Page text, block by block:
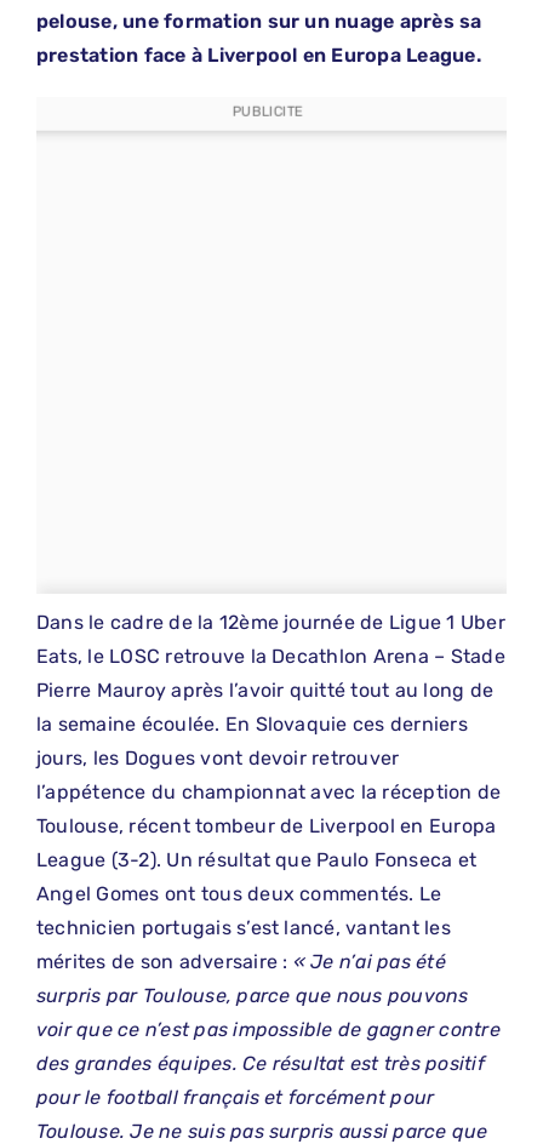
pelouse, une formation sur un nuage après sa
prestation face à Liverpool en Europa League.
PUBLICITE
Dans le cadre de la 12ème journée de Ligue 1 Uber
Eats, le LOSC retrouve la Decathlon Arena – Stade
Pierre Mauroy après l’avoir quitté tout au long de
la semaine écoulée. En Slovaquie ces derniers
jours, les Dogues vont devoir retrouver
l’appétence du championnat avec la réception de
Toulouse, récent tombeur de Liverpool en Europa
League (3-2). Un résultat que Paulo Fonseca et
Angel Gomes ont tous deux commentés. Le
technicien portugais s’est lancé, vantant les
mérites de son adversaire : « Je n’ai pas été
surpris par Toulouse, parce que nous pouvons
voir que ce n’est pas impossible de gagner contre
des grandes équipes. Ce résultat est très positif
pour le football français et forcément pour
Toulouse. Je ne suis pas surpris aussi parce que